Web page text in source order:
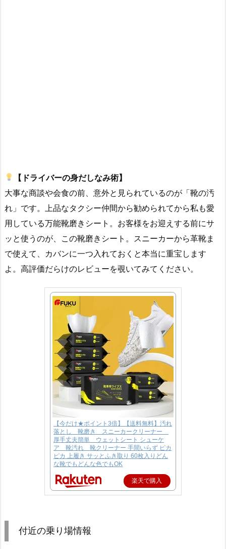
【ドライバーの身だしなみ術】
大事な商談や会食の前、意外と見られているのが「靴の汚
れ」です。上品なタクシー仲間から勧められてから私も愛
用している万能靴磨きシート。お客様をお迎えする前にサ
ッと使うのが、この靴磨きシート。スニーカーから革靴ま
で使えて、カバンに一つ入れておくと本当に重宝します
よ。高評価だらけのレビューを覗いてみてください。
【今だけ★ポイント3倍】【送料無料】汚れ
落とし 靴磨き スニーカークリーナー
厚手丈夫簡単 ウェットシート シューケ
ア 靴汚れ 靴クリーナー 手間いらず ピカ
ピカ 上履き サッとふき取り 60枚入りどん
な靴でもどんな色でもOK
楽天で購入
付近の乗り場情報